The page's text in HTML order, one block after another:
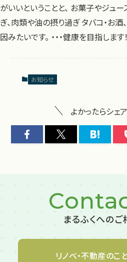
がいいということと、 お菓子やジュ
ぎ、肉類や油の摂り過ぎ タバコ・お酒
因みたいです。 ・・・健康を目指します！
お知らせ
よかったらシェ
まるふくへの
リノベ・不動産のこ